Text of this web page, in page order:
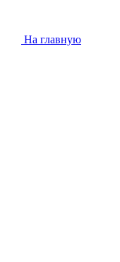
На главную